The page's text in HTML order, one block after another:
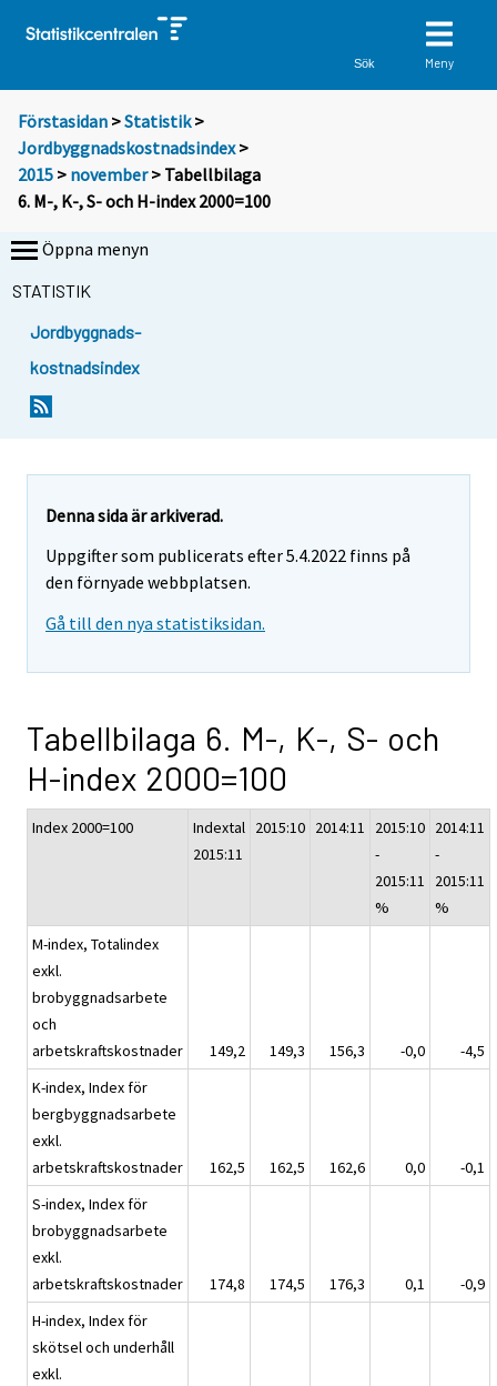
Sök Meny
Förstasidan >Statistik >
Jordbyggnadskostnadsindex>
2015 > november> Tabellbilaga
6. M-, K-, S- och H-index 2000=100
Öppna menyn
STATISTIK
Jordbyggnads-
kostnadsindex
Denna sida är arkiverad.
Uppgifter som publicerats efter 5.4.2022 finns på
den förnyade webbplatsen.
Gå till den nya statistiksidan.
Tabellbilaga 6. M-, K-, S- och
H-index 2000=100
Index 2000=100
Indextal
2015:11
2015:10 2014:11
2015:10
-
2015:11
%
2014:11
-
2015:11
%
M-index, Totalindex
exkl.
brobyggnadsarbete
och
arbetskraftskostnader
149,2 149,3 156,3 -0,0
-4,5
K-index, Index för
bergbyggnadsarbete
exkl.
arbetskraftskostnader
162,5 162,5 162,6 0,0
-0,1
S-index, Index för
brobyggnadsarbete
exkl.
arbetskraftskostnader
174,8 174,5 176,3 0,1
-0,9
H-index, Index för
skötsel och underhåll
exkl.